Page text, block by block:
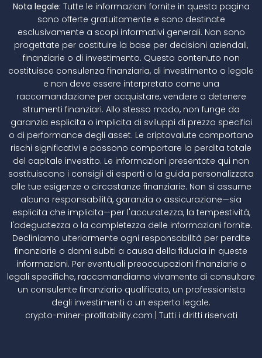
Nota legale: Tutte le informazioni fornite in questa pagina
sono offerte gratuitamente e sono destinate
esclusivamente a scopi informativi generali. Non sono
progettate per costituire la base per decisioni aziendali,
finanziarie o di investimento. Questo contenuto non
costituisce consulenza finanziaria, di investimento o legale
e non deve essere interpretato come una
raccomandazione per acquistare, vendere o detenere
strumenti finanziari. Allo stesso modo, non funge da
garanzia esplicita o implicita di sviluppi di prezzo specifici
o di performance degli asset. Le criptovalute comportano
rischi significativi e possono comportare la perdita totale
del capitale investito. Le informazioni presentate qui non
sostituiscono i consigli di esperti o la guida personalizzata
alle tue esigenze o circostanze finanziarie. Non si assume
alcuna responsabilità, garanzia o assicurazione—sia
esplicita che implicita—per l'accuratezza, la tempestività,
l'adeguatezza o la completezza delle informazioni fornite.
Decliniamo ulteriormente ogni responsabilità per perdite
finanziarie o danni subiti a causa della fiducia in queste
informazioni. Per eventuali preoccupazioni finanziarie o
legali specifiche, raccomandiamo vivamente di consultare
un consulente finanziario qualificato, un professionista
degli investimenti o un esperto legale.
crypto-miner-profitability.com | Tutti i diritti riservati